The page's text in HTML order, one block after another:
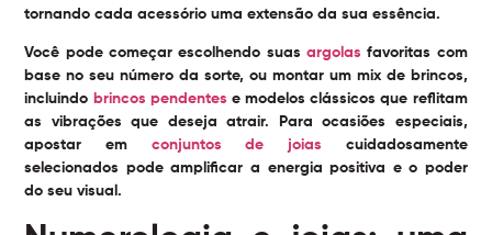
tornando cada acessório uma extensão da sua essência.
Você pode começar escolhendo suas argolas favoritas com
base no seu número da sorte, ou montar um mix de brincos,
incluindo brincos pendentes e modelos clássicos que reflitam
as vibrações que deseja atrair. Para ocasiões especiais,
apostar em conjuntos de joias cuidadosamente
selecionados pode amplificar a energia positiva e o poder
do seu visual.